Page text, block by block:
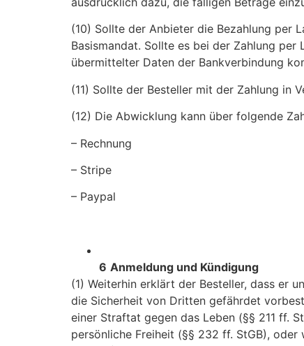
(10) Sollte der Anbieter die Bezahlung per
Basismandat. Sollte es bei der Zahlung
übermittelter Daten der Bankverbindung
(11) Sollte der Besteller mit der Zahlung in
(12) Die Abwicklung kann über folgende
– Rechnung
– Stripe
– Paypal
6 Anmeldung und Kündigung
(1) Weiterhin erklärt der Besteller, dass er
die Sicherheit von Dritten gefährdet
einer Straftat gegen das Leben (§§ 211 ff.
persönliche Freiheit (§§ 232 ff. StGB),